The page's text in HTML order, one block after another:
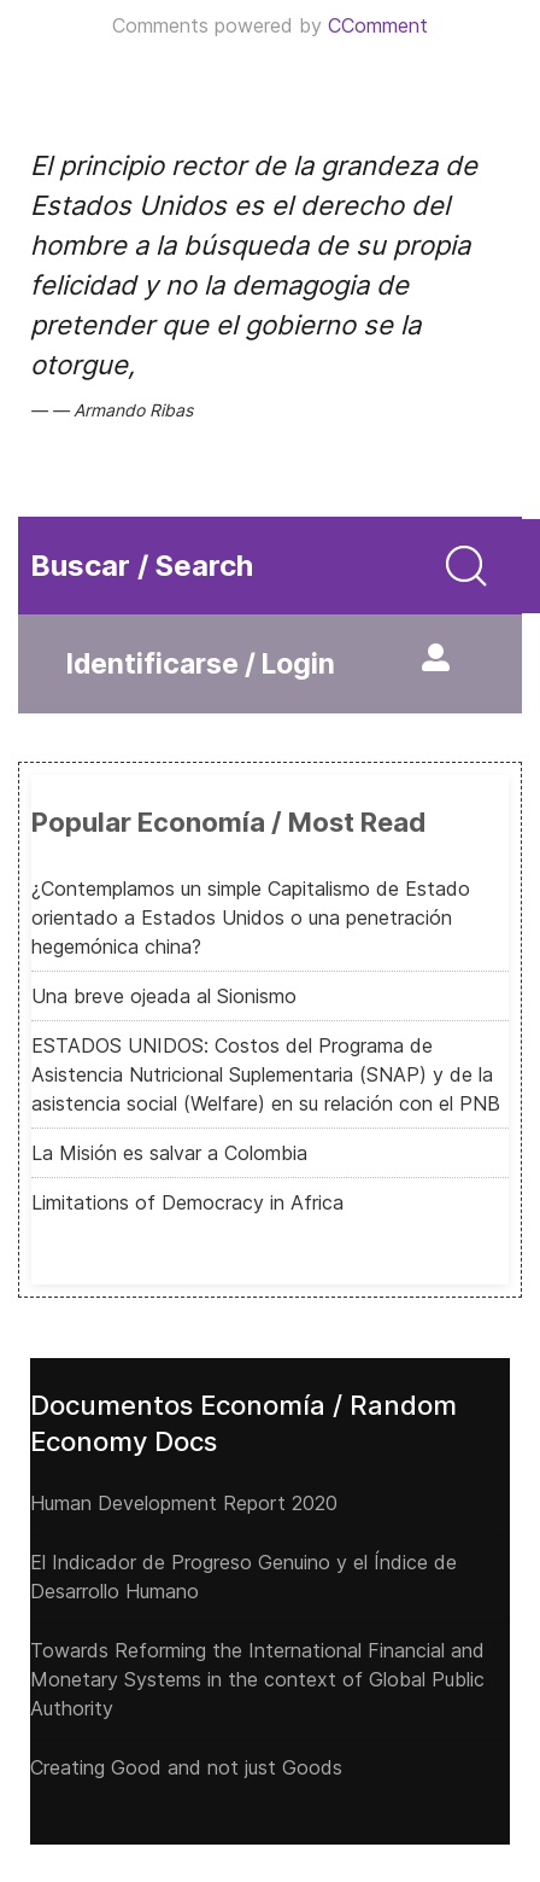
Comments powered by CComment
El principio rector de la grandeza de
Estados Unidos es el derecho del
hombre a la búsqueda de su propia
felicidad y no la demagogia de
pretender que el gobierno se la
otorgue,
Armando Ribas
Buscar / Search
Identificarse / Login
Popular Economía / Most Read
¿Contemplamos un simple Capitalismo de Estado
orientado a Estados Unidos o una penetración
hegemónica china?
Una breve ojeada al Sionismo
ESTADOS UNIDOS: Costos del Programa de
Asistencia Nutricional Suplementaria (SNAP) y de la
asistencia social (Welfare) en su relación con el PNB
La Misión es salvar a Colombia
Limitations of Democracy in Africa
Documentos Economía / Random
Economy Docs
Human Development Report 2020
El Indicador de Progreso Genuino y el Índice de
Desarrollo Humano
Towards Reforming the International Financial and
Monetary Systems in the context of Global Public
Authority
Creating Good and not just Goods